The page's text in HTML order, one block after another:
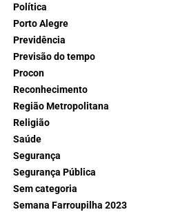
Política
Porto Alegre
Previdência
Previsão do tempo
Procon
Reconhecimento
Região Metropolitana
Religião
Saúde
Segurança
Segurança Pública
Sem categoria
Semana Farroupilha 2023